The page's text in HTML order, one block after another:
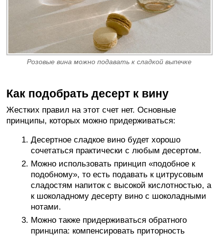
Розовые вина можно подавать к сладкой выпечке
Как подобрать десерт к вину
Жестких правил на этот счет нет. Основные
принципы, которых можно придерживаться:
Десертное сладкое вино будет хорошо
сочетаться практически с любым десертом.
Можно использовать принцип «подобное к
подобному», то есть подавать к цитрусовым
сладостям напиток с высокой кислотностью, а
к шоколадному десерту вино с шоколадными
нотами.
Можно также придерживаться обратного
принципа: компенсировать приторность